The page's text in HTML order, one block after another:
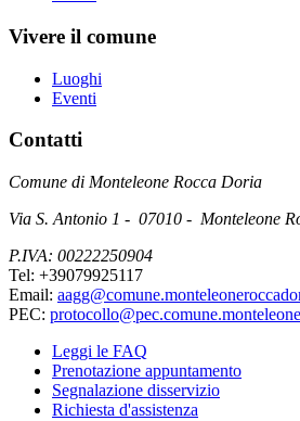
Vivere il comune
Luoghi
Eventi
Contatti
Comune di Monteleone Rocca Doria
Via S. Antonio 1 - 07010 - Monteleone
P.IVA: 00222250904
Tel: +39079925117
Email:
PEC:
Leggi le FAQ
Prenotazione appuntamento
Segnalazione disservizio
Richiesta d'assistenza